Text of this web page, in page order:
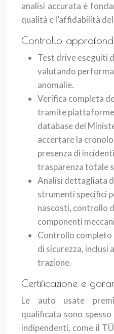
analisi accurata è
qualità e l’affidabilità
Controllo
Test drive eseguiti
valutando
anomalie.
Verifica completa
tramite
database del
accertare la
presenza di
trasparenza totale
Analisi dettagliata
strumenti specifici
nascosti, controllo
componenti
Controllo
di sicurezza, inclusi
trazione.
Certificazione e
Le auto usate
qualificata sono
indipendenti, come il